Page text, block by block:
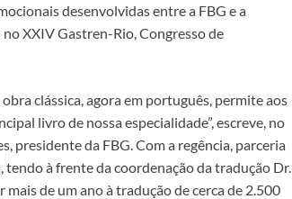
desenvolvidas entre a FBG e a
XXIV Gastren-Rio, Congresso de
clássica, agora em português, permite aos
livro de nossa especialidade”, escreve, no
presidente da FBG. Com a regência, parceria
à frente da coordenação da tradução Dr.
de um ano à tradução de cerca de 2.500